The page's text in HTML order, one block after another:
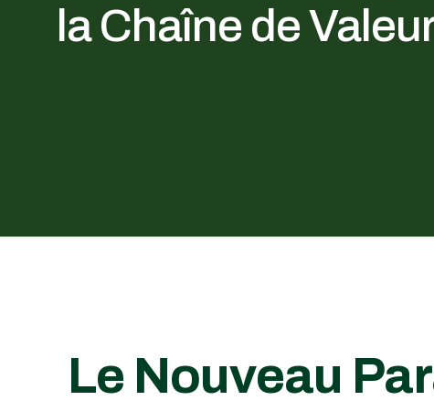
la Chaîne de
Le Nouveau